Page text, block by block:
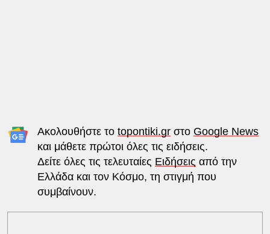
Ακολουθήστε το topontiki.grστο Google News
και μάθετε πρώτοι όλες τις ειδήσεις.
Δείτε όλες τις τελευταίες Ειδήσεις από την
Ελλάδα και τον Κόσμο, τη στιγμή που
συμβαίνουν.